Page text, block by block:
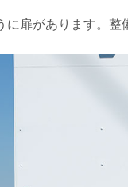
扉があります。整